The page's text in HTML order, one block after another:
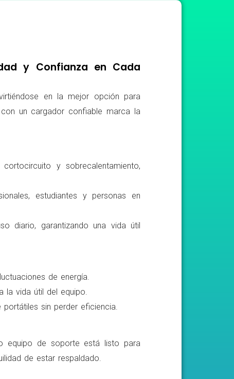
y Confianza en Cada
en la mejor opción para
un cargador confiable marca la
y sobrecalentamiento,
estudiantes y personas en
diario, garantizando una vida útil
de energía.
la vida útil del equipo.
sin perder eficiencia.
equipo de soporte está listo para
de estar respaldado.